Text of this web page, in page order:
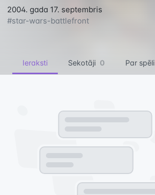
2004. gada 17. septembris
#star-wars-battlefront
Ieraksti Sekotāji 0 Par spēli